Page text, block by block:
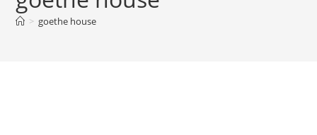
> goethe house